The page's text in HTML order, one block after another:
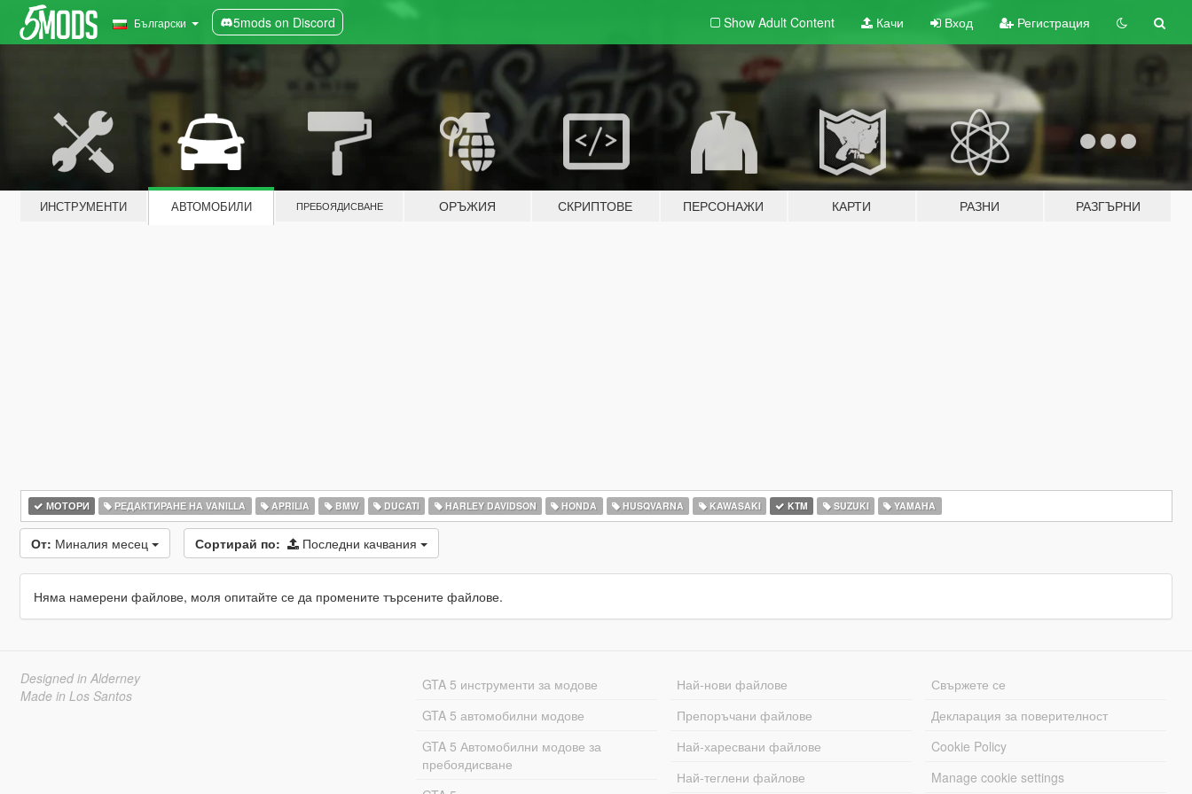
Български 5mods on Discord Show Adult Content Качи Вход Регистрация
ИНСТРУМЕНТИ АВТОМОБИЛИ ПРЕБОЯДИСВАНЕ ОРЪЖИЯ СКРИПТОВЕ ПЕРСОНАЖИ КАРТИ РАЗНИ РАЗГЪРНИ
МОТОРИ РЕДАКТИРАНЕ НА VANILLA APRILIA BMW DUCATI HARLEY DAVIDSON HONDA HUSQVARNA KAWASAKI KTM SUZUKI YAMAHA
От: Миналия месец Сортирай по: Последни качвания
Няма намерени файлове, моля опитайте се да промените търсените файлове.
Designed in Alderney
Made in Los Santos
GTA 5 инструменти за модове
GTA 5 автомобилни модове
GTA 5 Автомобилни модове за
пребоядисване
Най-нови файлове
Препоръчани файлове
Най-харесвани файлове
Най-теглени файлове
Свържете се
Декларация за поверителност
Cookie Policy
Manage cookie settings